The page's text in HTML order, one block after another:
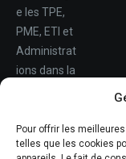
Pour offrir les
telles que les cookies
e les TPE,
PME, ETI et
Administrat
ions dans la
déploiemen
t et la